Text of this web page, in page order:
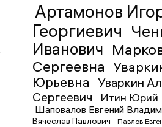
Артамонов
Георгиевич
Иванович
Сергеевна
Юрьевна
Уваркин
Сергеевич
Итин Юрий
Шаповалов Евгений
Вячеслав Павлович
Павлов